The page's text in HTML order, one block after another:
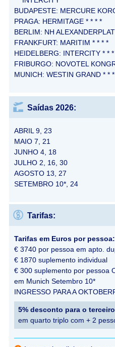
BUDAPESTE: MERCURE
PRAGA: HERMITAGE * * * *
BERLIM: NH
FRANKFURT: MARITIM * * * *
HEIDELBERG: INTERCITY * * *
FRIBURGO: NOVOTEL
MUNICH: WESTIN GRAND * *
Saídas 2026:
ABRIL 9, 23
MAIO 7, 21
JUNHO 4, 18
JULHO 2, 16, 30
AGOSTO 13, 27
SETEMBRO 10*, 24
Tarifas:
Tarifas em Euros por pessoa:
€ 3740 por pessoa em apto.
€ 1870 suplemento individual
€ 300 suplemento por pessoa
em Munich Setembro 10*
INGRESSO PARA A
5% desconto para o
em quarto triplo com + 2